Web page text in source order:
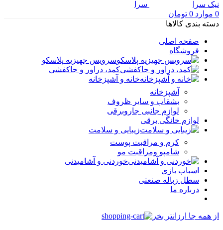
0 موارد 0 تومان
دسته بندی کالاها
صفحه اصلی
فروشگاه
سرویس جهیزیه پلاسکو
کمد، دراور و جاکفشی
خانه و آشپزخانه
آشپزخانه
بشقاب و سایر ظروف
لوازم جانبی جاروبرقی
لوازم خانگی برقی
زیبایی و سلامت
کرم و مراقبت پوست
شامپو ومراقبت مو
خوردنی و آشامیدنی
اسباب بازی
سطل زباله صنعتی
درباره ما
از همه جا ارزانتر بخر